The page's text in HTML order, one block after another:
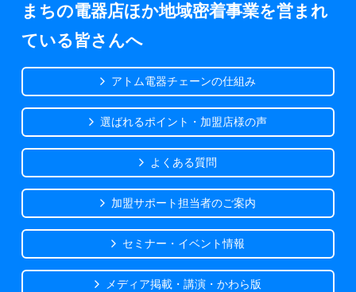
まちの電器店ほか地域密着事業を営まれ
ている皆さんへ
アトム電器チェーンの仕組み
選ばれるポイント・加盟店様の声
よくある質問
加盟サポート担当者のご案内
セミナー・イベント情報
メディア掲載・講演・かわら版